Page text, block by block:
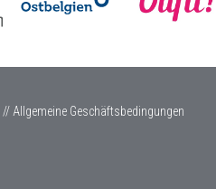
// Allgemeine Geschäftsbedingungen